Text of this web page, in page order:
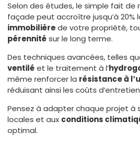
Selon des études, le simple fait de
façade peut accroître jusqu’à 20%
immobilièrede votre propriété,
pérennité sur le long terme.
Des techniques avancées, telles
ventilé et le traitement à l’
même renforcer la résistance à
réduisant ainsi les coûts
Pensez à adapter chaque projet à
locales et aux conditions
optimal.